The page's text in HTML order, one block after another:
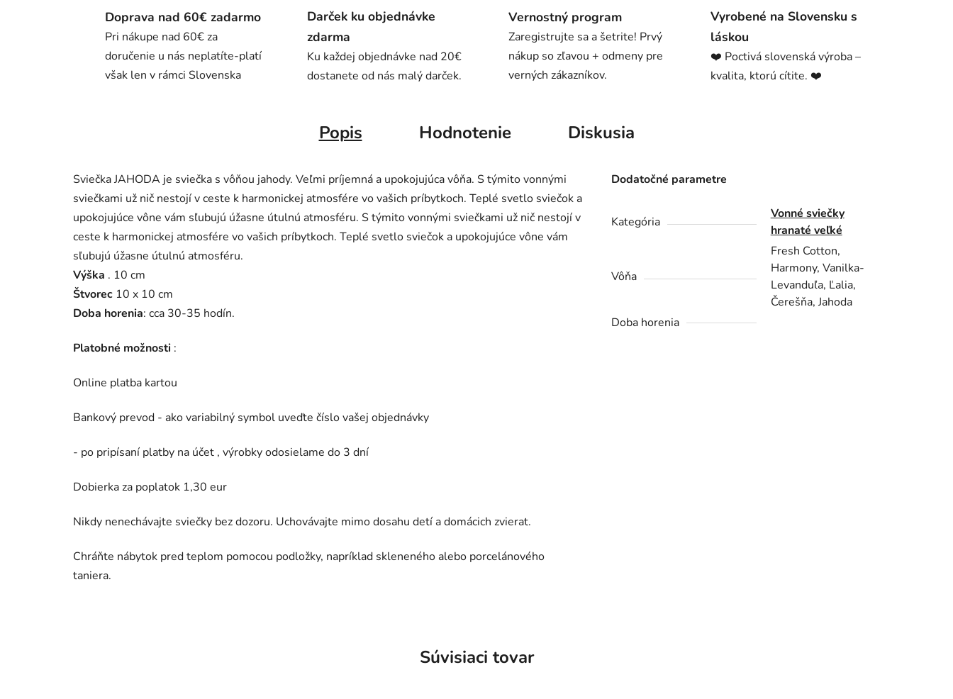
Doprava nad 60€ zadarmo
Pri nákupe nad 60€ za
doručenie u nás neplatíte-platí
však len v rámci Slovenska
Darček ku objednávke
zdarma
Ku každej objednávke nad 20€
dostanete od nás malý darček.
Vernostný program
Zaregistrujte sa a šetrite! Prvý
nákup so zľavou + odmeny pre
verných zákazníkov.
Vyrobené na Slovensku s
láskou
❤️ Poctivá slovenská výroba –
kvalita, ktorú cítite. ❤️
Popis Hodnotenie Diskusia
Sviečka JAHODA je sviečka s vôňou jahody. Veľmi príjemná a upokojujúca vôňa. S týmito vonnými
sviečkami už nič nestojí v ceste k harmonickej atmosfére vo vašich príbytkoch. Teplé svetlo sviečok a
upokojujúce vône vám sľubujú úžasne útulnú atmosféru. S týmito vonnými sviečkami už nič nestojí v
ceste k harmonickej atmosfére vo vašich príbytkoch. Teplé svetlo sviečok a upokojujúce vône vám
sľubujú úžasne útulnú atmosféru.
Výška . 10 cm
Štvorec 10 x 10 cm
Doba horenia: cca 30-35 hodín.
Platobné možnosti :
Online platba kartou
Bankový prevod - ako variabilný symbol uveďte číslo vašej objednávky
- po pripísaní platby na účet , výrobky odosielame do 3 dní
Dobierka za poplatok 1,30 eur
Nikdy nenechávajte sviečky bez dozoru. Uchovávajte mimo dosahu detí a domácich zvierat.
Chráňte nábytok pred teplom pomocou podložky, napríklad skleneného alebo porcelánového
taniera.
Dodatočné parametre
Kategória
Vonné sviečky
hranaté veľké
Vôňa
Fresh Cotton,
Harmony, Vanilka-
Levanduľa, Ľalia,
Čerešňa, Jahoda
Doba horenia
Súvisiaci tovar